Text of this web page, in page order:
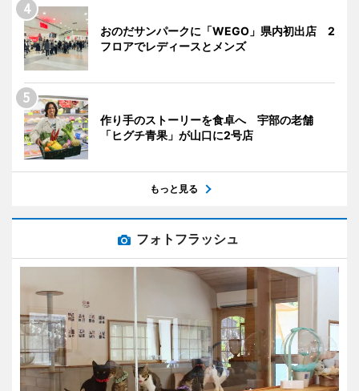
おのだサンパークに「WEGO」県内初出店 2
フロアでレディースとメンズ
作り手のストーリーを食卓へ 宇部の老舗
「ヒグチ青果」が山口に2号店
もっと見る
フォトフラッシュ